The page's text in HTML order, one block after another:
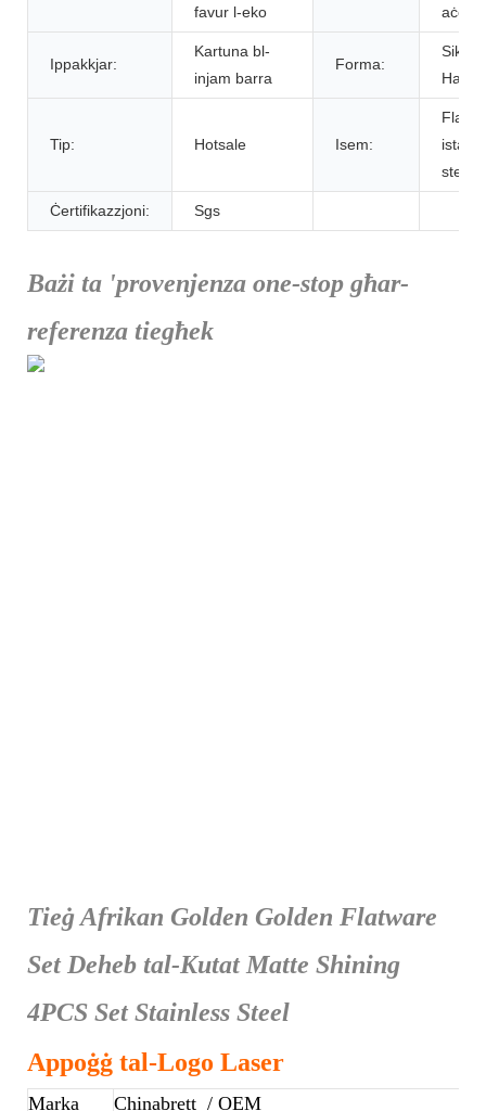
favur l-eko
Ippakkjar:
Kartuna bl-
injam barra
Forma:
Tip: Hotsale Isem:
steel
Ċertifikazzjoni: Sgs
Bażi ta 'provenjenza one-stop għar-
referenza tiegħek
Tieġ Afrikan Golden Golden Flatware
Set Deheb tal-Kutat Matte Shining
4PCS Set Stainless Steel
Appoġġ tal-Logo Laser
Marka Chinabrett / OEM